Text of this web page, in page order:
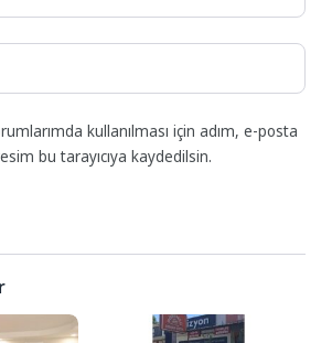
kullanılması için adım, e-posta
bu tarayıcıya kaydedilsin.